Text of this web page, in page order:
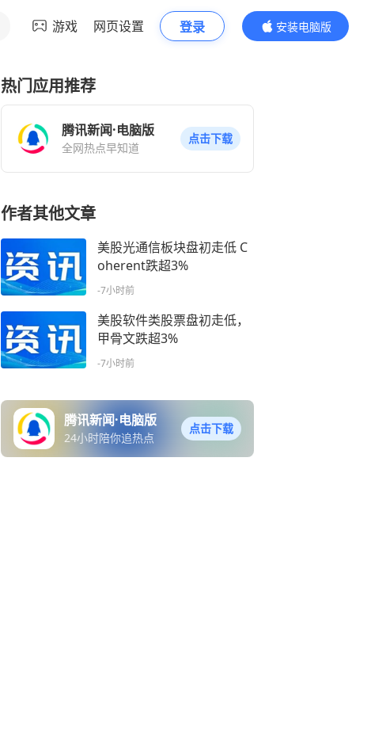
游戏 网页设置 登录
安装电脑版
内容更精彩
热门应用推荐
腾讯新闻·电脑版
全网热点早知道
点击下载
作者其他文章
美股光通信板块盘初走低 C
oherent跌超3%
-7小时前
美股软件类股票盘初走低，
甲骨文跌超3%
-7小时前
腾讯新闻·电脑版
24小时陪你追热点
点击下载